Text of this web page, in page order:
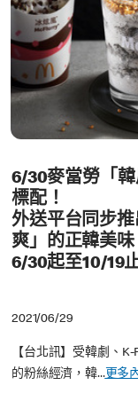
6/30麥當勞「
標配！
外送平台同步推
爽」的正韓美味
6/30起至10/19
2021/06/29
【台北訊】受韓劇、
的粉絲經濟，韓...更多